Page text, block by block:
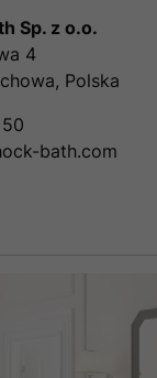
Sp. z o.o.
4
Polska
bath.com